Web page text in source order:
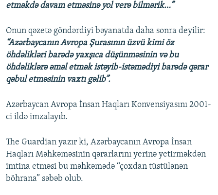
etməkdə davam etməsinə yol verə bilmərik…”
Onun qəzetə göndərdiyi bəyanatda daha sonra deyilir:
“Azərbaycanın Avropa Şurasının üzvü kimi öz
öhdəlikləri barədə yaxşıca düşünməsinin və bu
öhdəliklərə əməl etmək istəyib-istəmədiyi barədə qərar
qəbul etməsinin vaxtı gəlib”.
Azərbaycan Avropa İnsan Haqları Konvensiyasını 2001-
ci ildə imzalayıb.
The Guardian yazır ki, Azərbaycanın Avropa İnsan
Haqları Məhkəməsinin qərarlarını yerinə yetirməkdən
imtina etməsi bu məhkəmədə “çoxdan tüstülənən
böhrana” səbəb olub.